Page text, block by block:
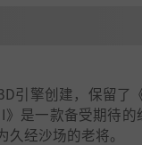
引擎创建，保留
是一款备受期待
经沙场的老将。